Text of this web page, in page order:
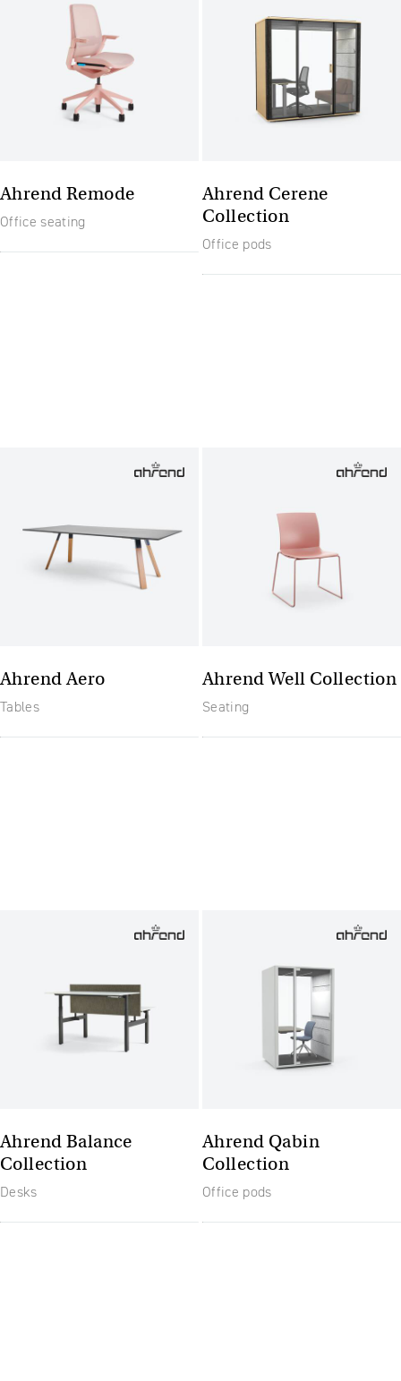
Ahrend Remode
Office seating
Ahrend Cerene
Collection
Office pods
Ahrend Aero
Tables
Ahrend Well Collection
Seating
Ahrend Balance
Collection
Desks
Ahrend Qabin
Collection
Office pods